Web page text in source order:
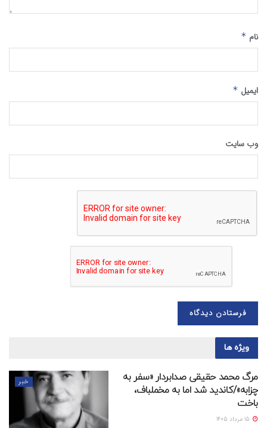
نام *
ایمیل *
وب‌ سایت
ویژه ها
خبر
مرگ محمد حقیقی صدابردار «سفر به
چزابه»/کاندید شد اما به مخملباف،
باخت